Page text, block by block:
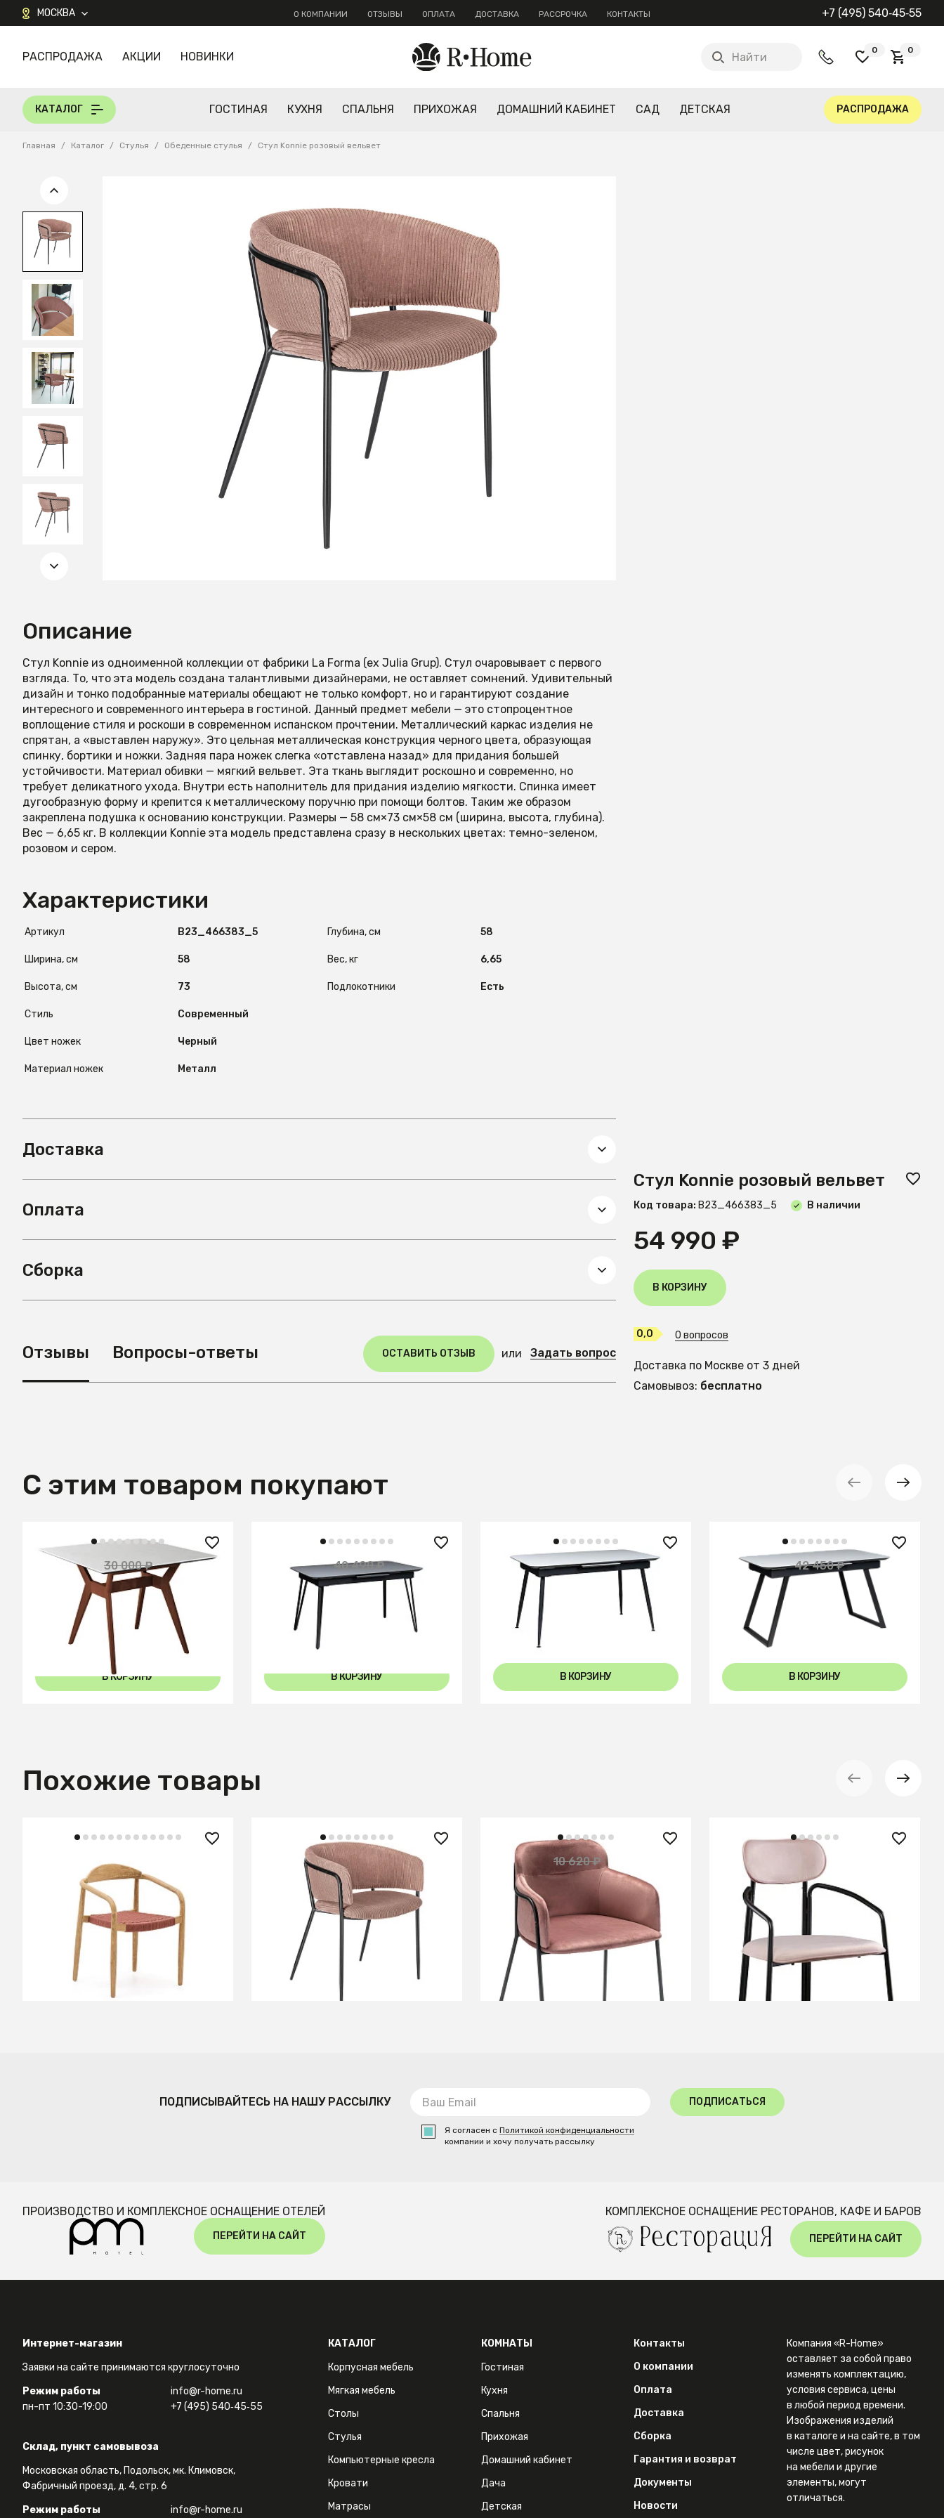
МОСКВА О КОМПАНИИ ОТЗЫВЫ ОПЛАТА ДОСТАВКА РАССРОЧКА КОНТАКТЫ +7 (495) 540‑45‑55
КАТАЛОГ
РАСПРОДАЖА АКЦИИ НОВИНКИ Найти
0 0
КАТАЛОГ ГОСТИНАЯ КУХНЯ СПАЛЬНЯ ПРИХОЖАЯ ДОМАШНИЙ КАБИНЕТ САД ДЕТСКАЯ РАСПРОДАЖА
Главная / Каталог / Стулья / Обеденные стулья / Стул Konnie розовый вельвет
Описание
Стул Konnie из одноименной коллекции от фабрики La Forma (ex Julia Grup). Стул очаровывает с первого
взгляда. То, что эта модель создана талантливыми дизайнерами, не оставляет сомнений. Удивительный
дизайн и тонко подобранные материалы обещают не только комфорт, но и гарантируют создание
интересного и современного интерьера в гостиной. Данный предмет мебели — это стопроцентное
воплощение стиля и роскоши в современном испанском прочтении. Металлический каркас изделия не
спрятан, а «выставлен наружу». Это цельная металлическая конструкция черного цвета, образующая
спинку, бортики и ножки. Задняя пара ножек слегка «отставлена назад» для придания большей
устойчивости. Материал обивки — мягкий вельвет. Эта ткань выглядит роскошно и современно, но
требует деликатного ухода. Внутри есть наполнитель для придания изделию мягкости. Спинка имеет
дугообразную форму и крепится к металлическому поручню при помощи болтов. Таким же образом
закреплена подушка к основанию конструкции. Размеры — 58 см×73 см×58 см (ширина, высота, глубина).
Вес — 6,65 кг. В коллекции Konnie эта модель представлена сразу в нескольких цветах: темно-зеленом,
розовом и сером.
Характеристики
Артикул B23_466383_5
Ширина, см 58
Высота, см 73
Стиль Современный
Цвет ножек Черный
Материал ножек Металл
Глубина, см 58
Вес, кг 6,65
Подлокотники Есть
Доставка
Оплата
Сборка
Отзывы Вопросы-ответы ОСТАВИТЬ ОТЗЫВ или Задать вопрос
Стул Konnie розовый вельвет
Код товара: B23_466383_5 В наличии
54 990 ₽
В КОРЗИНУ
0,0 0 вопросов
Доставка по Москве от 3 дней
Самовывоз: бесплатно
С этим товаром покупают
12 700 ₽ 30 000 ₽ — 58%
Стол Нарвик 860*860 мрамор
Бианко /темный орех
В КОРЗИНУ
20 100 ₽ 40 490 ₽ — 50%
Стол Диего 120-150 Automatic
Dark matte glass
В КОРЗИНУ
22 850 ₽
Стол Месси 140-180 Automatic
Light matte glass
В КОРЗИНУ
20 950 ₽ 42 450 ₽ — 51%
Стол Пеле 120-150 Automatic
Light matte glass
В КОРЗИНУ
Похожие товары
Стул Glynis из массива
эвкалипта с розовой веревкой
В КОРЗИНУ
54 990 ₽
Стул Konnie розовый вельвет
1 000 ₽ 10 620 ₽
Стул Strike розовый
СООБЩИТЬ О ПОСТУПЛЕНИИ
Временно отсутствует
14 900 ₽
Стул ror, round, велюр, черный/
розовый
ПОДПИСЫВАЙТЕСЬ НА НАШУ РАССЫЛКУ
Я согласен с Политикой конфиденциальности
компании и хочу получать рассылку
ПОДПИСАТЬСЯ
ПРОИЗВОДСТВО И КОМПЛЕКСНОЕ ОСНАЩЕНИЕ ОТЕЛЕЙ
ПЕРЕЙТИ НА САЙТ
КОМПЛЕКСНОЕ ОСНАЩЕНИЕ РЕСТОРАНОВ, КАФЕ И БАРОВ
ПЕРЕЙТИ НА САЙТ
Интернет-магазин
Заявки на сайте принимаются круглосуточно
Режим работы
пн-пт 10:30-19:00
info@r-home.ru
+7 (495) 540‑45‑55
Склад, пункт самовывоза
Московская область, Подольск, мк. Климовск,
Фабричный проезд, д. 4, стр. 6
Режим работы
info@r-home.ru
КАТАЛОГ
Корпусная мебель
Мягкая мебель
Столы
Стулья
Компьютерные кресла
Кровати
Матрасы
КОМНАТЫ
Гостиная
Кухня
Спальня
Прихожая
Домашний кабинет
Дача
Детская
Контакты
О компании
Оплата
Доставка
Сборка
Гарантия и возврат
Документы
Новости
Компания «R-Home»
оставляет за собой право
изменять комплектацию,
условия сервиса, цены
в любой период времени.
Изображения изделий
в каталоге и на сайте, в том
числе цвет, рисунок
на мебели и другие
элементы, могут
отличаться.